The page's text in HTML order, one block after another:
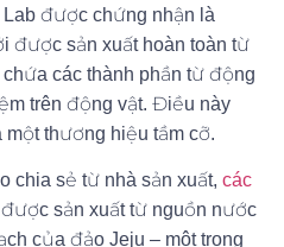
Lab được chứng nhận là
được sản xuất hoàn toàn từ
các thành phần từ động
trên động vật. Điều này
thương hiệu tầm cỡ.
chia sẻ từ nhà sản xuất, các
được sản xuất từ nguồn nước
của đảo Jeju – một trong